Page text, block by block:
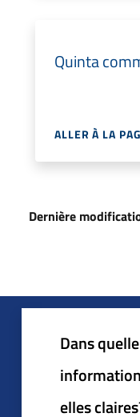
Quinta
ALLER À LA
Dernière
Dans
elles